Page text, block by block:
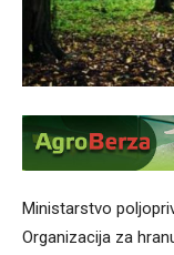
Ministarstvo
Organizacija za